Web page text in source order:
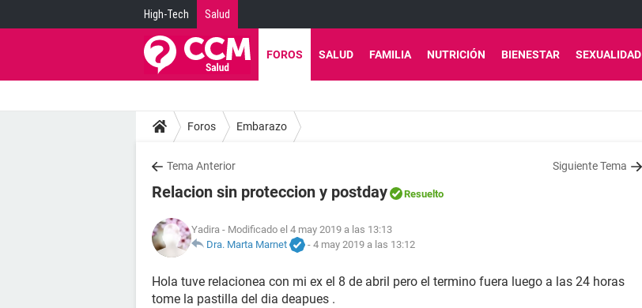
High-Tech Salud
FOROS SALUD FAMILIA NUTRICIÓN BIENESTAR SEXUALIDAD
Foros Embarazo
Tema Anterior Siguiente Tema
Relacion sin proteccion y postday Resuelto
Yadira - Modificado el 4 may 2019 a las 13:13
Dra. Marta Marnet
- 4 may 2019 a las 13:12
Hola tuve relacionea con mi ex el 8 de abril pero el termino fuera luego a las 24 horas
tome la pastilla del dia deapues .